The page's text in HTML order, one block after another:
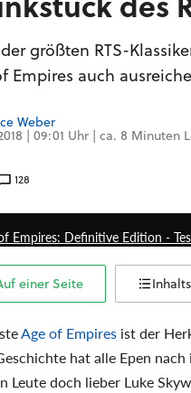
größten RTS-
Empires auch
Weber
| 09:01 Uhr | ca. 8 Minuten
128
Empires: Definitive Edition -
einer Seite
Age of Empires ist der
hat alle Epen
Leute doch lieber Luke